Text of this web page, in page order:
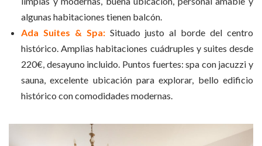
algunas habitaciones tienen balcón.
Ada Suites & Spa:Situado justo al borde del centro
histórico. Amplias habitaciones cuádruples y suites desde
220€, desayuno incluido. Puntos fuertes: spa con jacuzzi y
sauna, excelente ubicación para explorar, bello edificio
histórico con comodidades modernas.